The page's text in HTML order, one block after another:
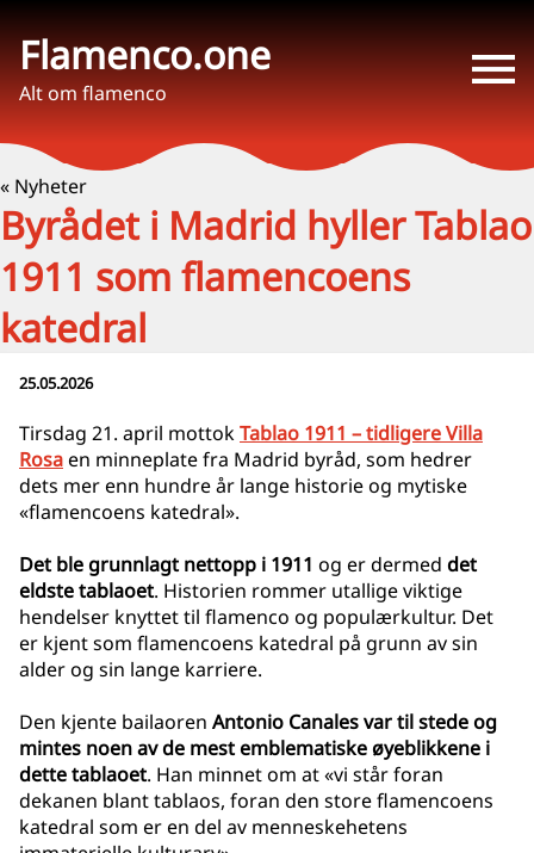
Flamenco.one
Alt om flamenco
« Nyheter
Byrådet i Madrid hyller Tablao
1911 som flamencoens
katedral
25.05.2026
Tirsdag 21. april mottokTablao 1911 – tidligere Villa
Rosaen minneplate fra Madrid byråd, som hedrer
dets mer enn hundre år lange historie og mytiske
«flamencoens katedral».
Det ble grunnlagt nettopp i 1911 og er dermed det
eldste tablaoet. Historien rommer utallige viktige
hendelser knyttet til flamenco og populærkultur. Det
er kjent som flamencoens katedral på grunn av sin
alder og sin lange karriere.
Den kjente bailaoren Antonio Canalesvar til stede og
mintes noen av de mest emblematiske øyeblikkene i
dette tablaoet. Han minnet om at «vi står foran
dekanen blant tablaos, foran den store flamencoens
katedral som er en del av menneskehetens